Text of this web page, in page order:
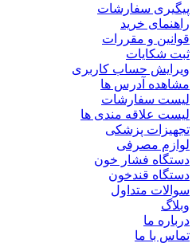
پیگیری سفارشات
راهنمای خرید
قوانین و مقررات
ثبت شکایات
ویرایش حساب کاربری
مشاهده آدرس ها
لیست سفارشات
لیست علاقه مندی ها
تجهیزات پزشکی
لوازم مصرفی
دستگاه فشار خون
دستگاه قندخون
سوالات متداول
وبلاگ
درباره ما
تماس با ما